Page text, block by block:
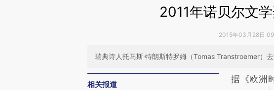
2011年诺贝尔文
2015年03月28日
瑞典诗人托马斯·特朗斯特罗姆（Tomas Transtroemer）
相关报道
请务必在
据《欧洲